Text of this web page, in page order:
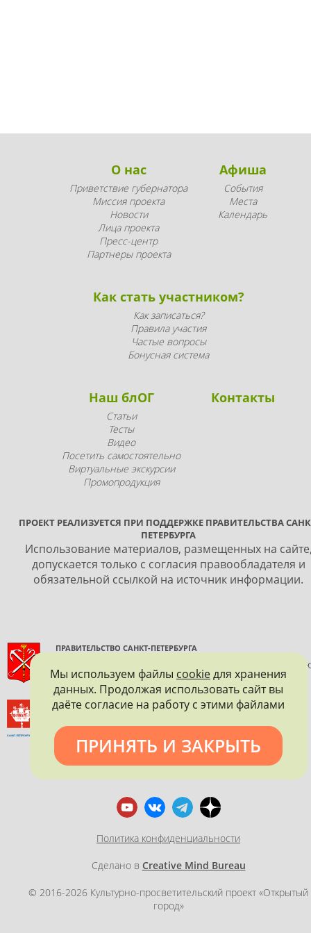
О нас
Приветствие губернатора
Миссия проекта
Новости
Лица проекта
Пресс-центр
Партнеры проекта
Афиша
События
Места
Календарь
Как стать участником?
Как записаться?
Правила участия
Частые вопросы
Бонусная система
Наш блОГ
Статьи
Тесты
Видео
Посетить самостоятельно
Виртуальные экскурсии
Промопродукция
Контакты
ПРОЕКТ РЕАЛИЗУЕТСЯ ПРИ ПОДДЕРЖКЕ ПРАВИТЕЛЬСТВА
ПЕТЕРБУРГА
Использование материалов, размещенных на
допускается только с согласия правообладателя и
обязательной ссылкой на источник информации.
ПРАВИТЕЛЬСТВО САНКТ-ПЕТЕРБУРГА
КОМИТЕТ ПО ГОСУДАРСТВЕННОМУ КОНТРОЛЮ,
И ОХРАНЕ ПАМЯТНИКОВ ИСТОРИИ И КУЛЬТУРЫ
ВСЕРОССИЙСКОЕ ОБЩЕСТВО ОХРАНЫ ПАМЯТНИКОВ
Политика конфиденциальности
Сделано в Creative Mind Bureau
© 2016-2026 Культурно-просветительский проект «Открытый
город»
Мы используем файлы cookieдля хранения
данных. Продолжая использовать сайт вы
даёте согласие на работу с этими файлами
ПРИНЯТЬ И ЗАКРЫТЬ